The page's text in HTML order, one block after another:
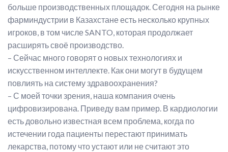
больше производственных площадок. Сегодня на рынке
фарминдустрии в Казахстане есть несколько крупных
игроков, в том числе SANTO, которая продолжает
расширять своё производство.
– Сейчас много говорят о новых технологиях и
искусственном интеллекте. Как они могут в будущем
повлиять на систему здравоохранения?
– С моей точки зрения, наша компания очень
цифровизирована. Приведу вам пример. В кардиологии
есть довольно известная всем проблема, когда по
истечении года пациенты перестают принимать
лекарства, потому что устают или не считают это